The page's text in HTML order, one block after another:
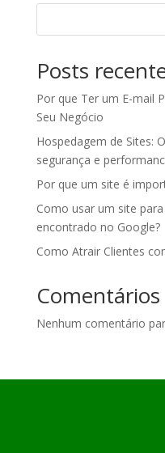
Posts
Por que Ter um E-mail
Seu Negócio
Hospedagem de Sites:
segurança e
Por que um site é
Como usar um site
encontrado no Google?
Como Atrair Clientes
Comentários
Nenhum comentário